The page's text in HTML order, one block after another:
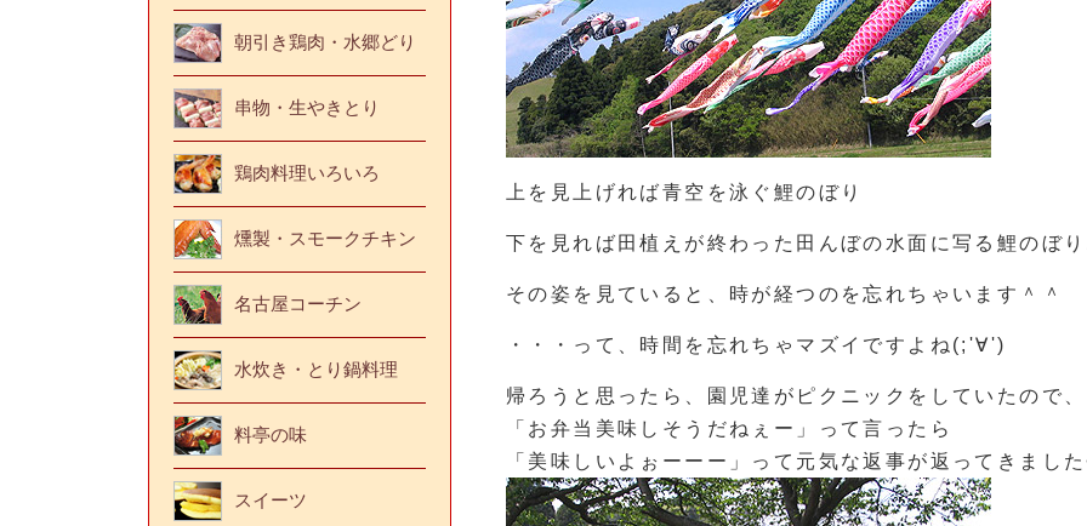
上を見上げれば青空を泳ぐ鯉のぼり
下を見れば田植えが終わった田んぼの水面に写る鯉のぼり
その姿を見ていると、時が経つのを忘れちゃいます＾＾
・・・って、時間を忘れちゃマズイですよね(;'∀')
帰ろうと思ったら、園児達がピクニックをしていたので、
「お弁当美味しそうだねぇー」って言ったら
「美味しいよぉーーー」って元気な返事が返ってきまし
朝引き鶏肉・水郷どり
串物・生やきとり
鶏肉料理いろいろ
燻製・スモークチキン
名古屋コーチン
水炊き・とり鍋料理
料亭の味
スイーツ